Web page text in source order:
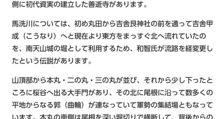
側に初代資実の建立した善逝寺があります。
馬洗川については、初め丸田から吉舎艮神社の前を通って吉舎甲
成（こうなり）へと現在より東方をまっすぐ北へ流れていたの
を、南天山城の堀として利用するため、和智氏が流路を経変更し
たという伝説があります。
山頂部から本丸・二の丸・三の丸が並び、それから少し下ったと
ころに桜谷へ出る大手門があり、その北に尾根に沿って数多くの
平地からなる郭（曲輪）が連なっていて軍勢の集結場ともなって
います。本丸の南側は尾根を深い堀切りで横断して、背後からの